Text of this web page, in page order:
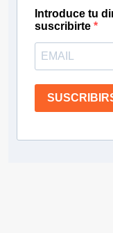
Introduce tu
suscribirte